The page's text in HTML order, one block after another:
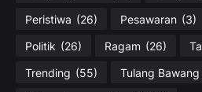
Peristiwa (26) Pesawaran (3)
Politik (26) Ragam (26)
Trending (55) Tulang Bawang